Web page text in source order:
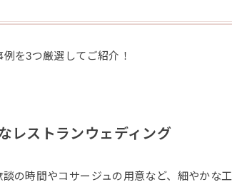
を3つ厳選してご紹介！
レストランウェディング
の時間やコサージュの用意など、細やかな工